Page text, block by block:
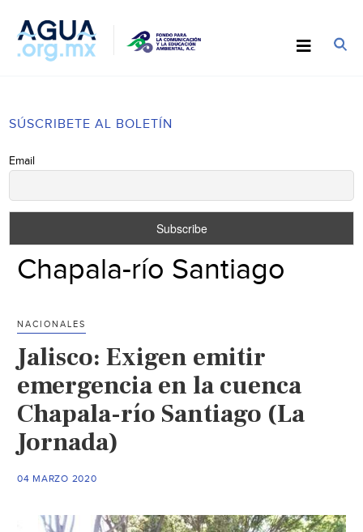
SÚSCRIBETE AL BOLETÍN
Email
Chapala-río Santiago
NACIONALES
Jalisco: Exigen emitir
emergencia en la cuenca
Chapala-río Santiago (La
Jornada)
04 MARZO 2020